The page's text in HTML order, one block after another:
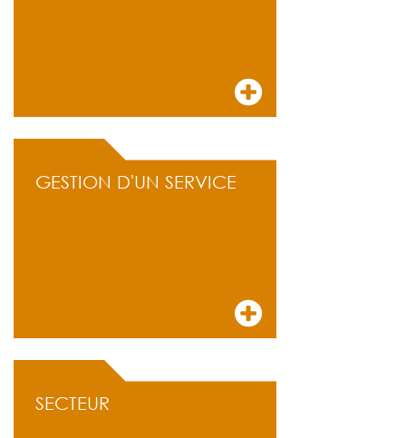
GESTION D'UN SERVICE
SECTEUR